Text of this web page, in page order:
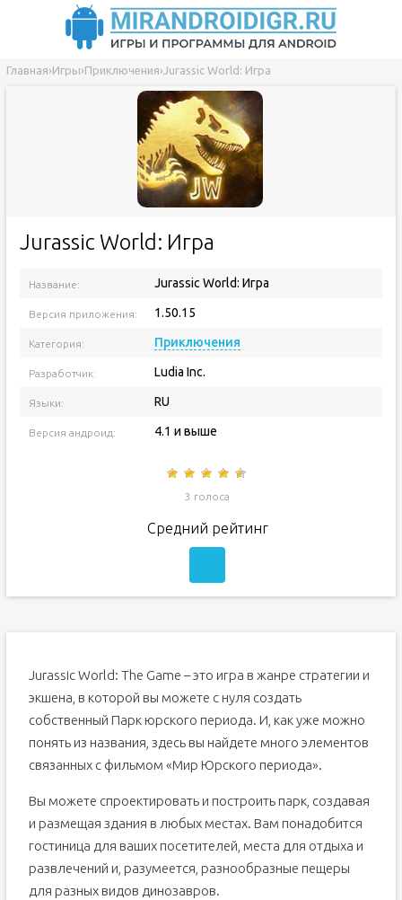
Главная›Игры›Приключения›Jurassic World: Игра
Jurassic World: Игра
Название: Jurassic World: Игра
Версия приложения: 1.50.15
Категория: Приключения
Разработчик: Ludia Inc.
Языки: RU
Версия андроид: 4.1 и выше
3 голоса
Средний рейтинг
Jurassic World: The Game – это игра в жанре стратегии и
экшена, в которой вы можете с нуля создать
собственный Парк юрского периода. И, как уже можно
понять из названия, здесь вы найдете много элементов
связанных с фильмом «Мир Юрского периода».
Вы можете спроектировать и построить парк, создавая
и размещая здания в любых местах. Вам понадобится
гостиница для ваших посетителей, места для отдыха и
развлечений и, разумеется, разнообразные пещеры
для разных видов динозавров.